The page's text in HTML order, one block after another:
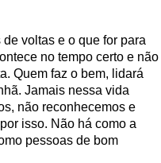
voltas e o que for para
no tempo certo e não
Quem faz o bem, lidará
Jamais nessa vida
não reconhecemos e
isso. Não há como a
pessoas de bom